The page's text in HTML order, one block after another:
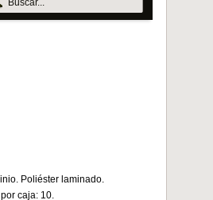
Poliéster laminado.
caja: 10.